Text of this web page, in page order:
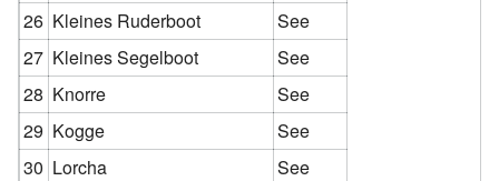
26 Kleines Ruderboot
See
27 Kleines Segelboot
See
28 Knorre
See
29 Kogge
See
30 Lorcha
See